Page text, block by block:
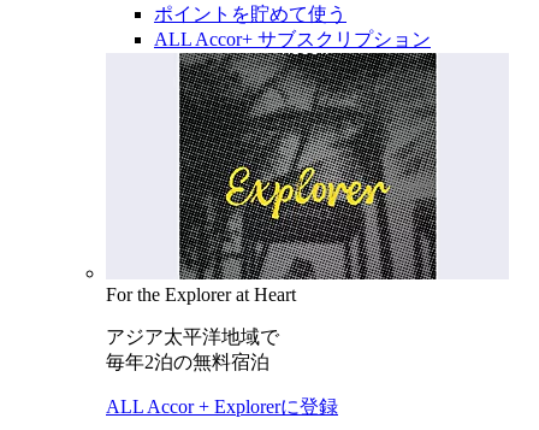
ポイントを貯めて使う
ALL Accor+ サブスクリプション
For the Explorer at Heart
アジア太平洋地域で
毎年2泊の無料宿泊
ALL Accor + Explorerに登録